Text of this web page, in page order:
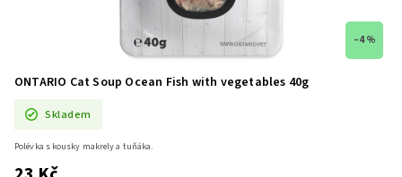
–4 %
ONTARIO Cat Soup Ocean Fish with vegetables 40g
Skladem
Polévka s kousky makrely a tuňáka.